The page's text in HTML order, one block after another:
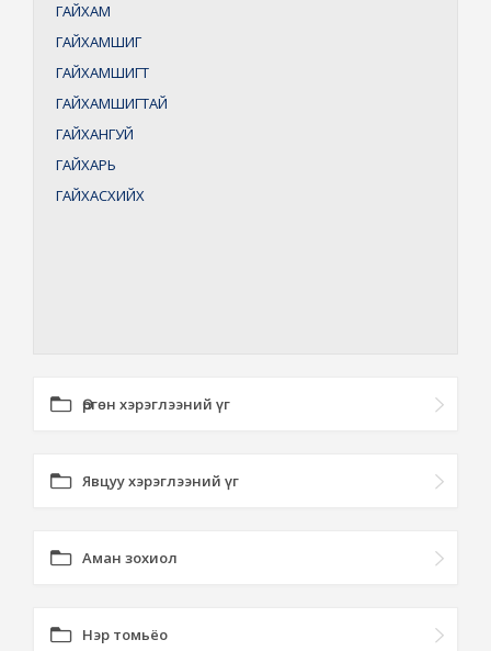
ГАЙХАМ
ГАЙХАМШИГ
ГАЙХАМШИГТ
ГАЙХАМШИГТАЙ
ГАЙХАНГУЙ
ГАЙХАРЬ
ГАЙХАСХИЙХ
Өргөн хэрэглээний үг
Явцуу хэрэглээний үг
Аман зохиол
Нэр томьёо